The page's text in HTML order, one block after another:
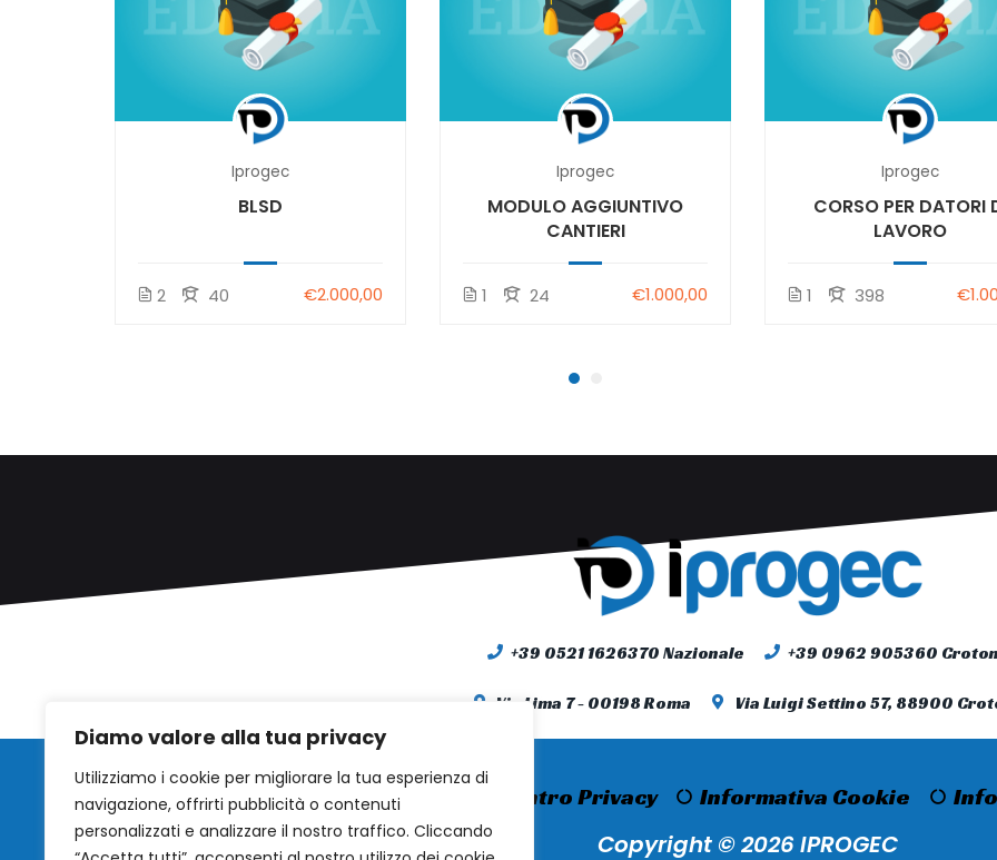
Diamo valore alla tua privacy
Utilizziamo i cookie per migliorare la tua esperienza di
navigazione, offrirti pubblicità o contenuti
personalizzati e analizzare il nostro traffico. Cliccando
Iprogec
BLSD
2 40 €2.000,00
Iprogec
MODULO AGGIUNTIVO
CANTIERI
1 24 €1.000,00
Iprogec
CORSO PER DATORI
LAVORO
1 398
+39 0521 1626370 Nazionale +39 0962 905360
Via Lima 7 - 00198 Roma Via Luigi Settino 57, 88900
Web Mail Centro Privacy Informativa Cookie
Copyright © 2026 IPROGEC